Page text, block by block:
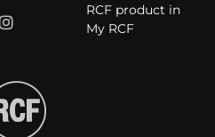
RCF product in
My RCF